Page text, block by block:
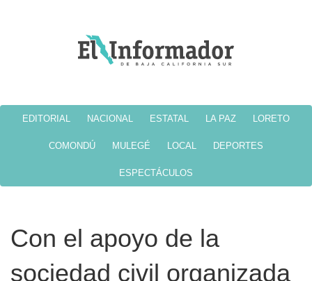
EDITORIAL NACIONAL ESTATAL LA PAZ LORETO
COMONDÚ MULEGÉ LOCAL DEPORTES
ESPECTÁCULOS
Con el apoyo de la
sociedad civil organizada